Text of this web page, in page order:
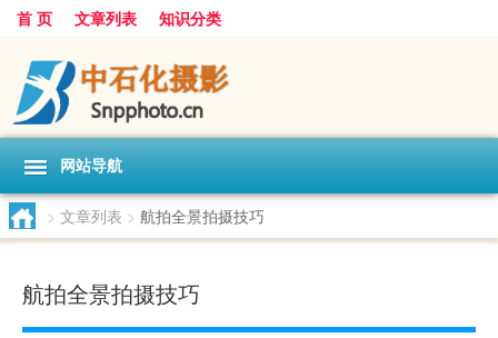
首 页 文章列表 知识分类
网站导航
> 文章列表 > 航拍全景拍摄技巧
航拍全景拍摄技巧